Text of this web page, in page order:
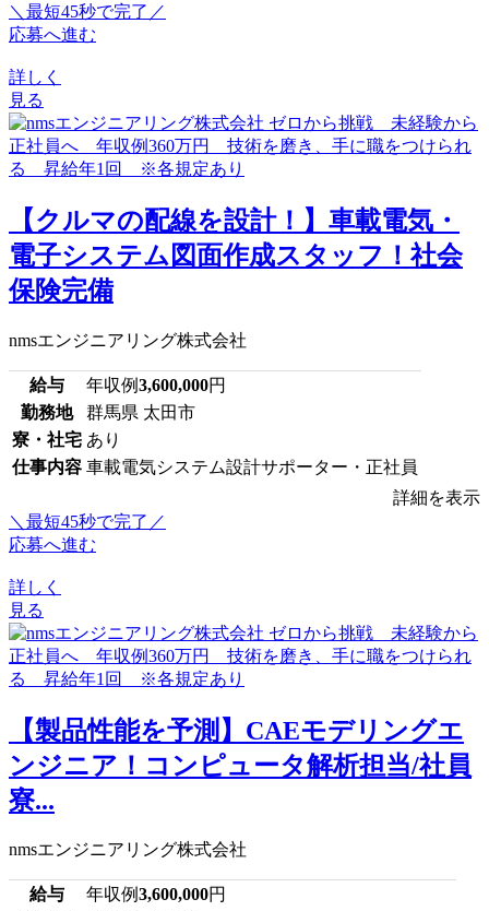
＼最短45秒で完了／
応募へ進む
詳しく
見る
【クルマの配線を設計！】車載電気・
電子システム図面作成スタッフ！社会
保険完備
nmsエンジニアリング株式会社
給与 年収例3,600,000円
勤務地
群馬県 太田市
寮・社宅 あり
仕事内容 車載電気システム設計サポーター・正社員
詳細を表示
＼最短45秒で完了／
応募へ進む
詳しく
見る
【製品性能を予測】CAEモデリングエ
ンジニア！コンピュータ解析担当/社員
寮...
nmsエンジニアリング株式会社
給与 年収例3,600,000円